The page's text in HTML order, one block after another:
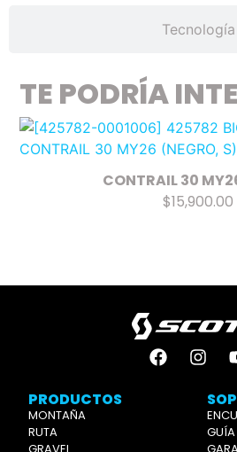
Tecnología
TE PODRÍA
CONTRAIL 30
$15,900.00
PRODUCTOS
MONTAÑA
RUTA